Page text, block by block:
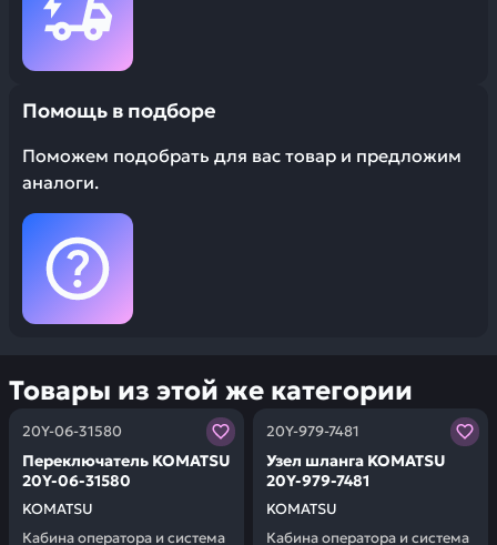
Помощь в подборе
Поможем подобрать для вас товар и предложим
аналоги.
Товары из этой же категории
20Y-06-31580
KOMATSU
Переключатель KOMATSU
20Y-06-31580
Кабина оператора и система
Заказывая запчасти у нас, вы получаете гарантию
20Y-979-7481
KOMATSU
Узел шланга KOMATSU
20Y-979-7481
Кабина оператора и система
Заказывая запчасти у